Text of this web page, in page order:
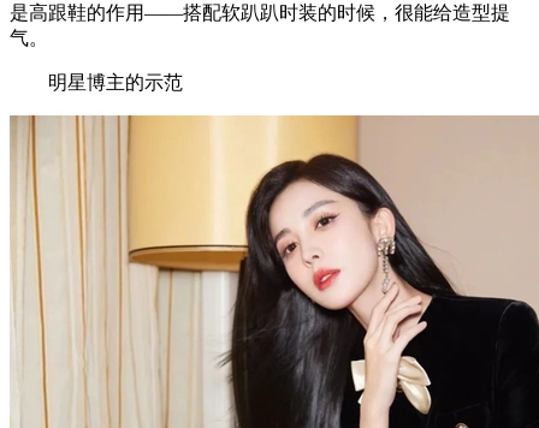
是高跟鞋的作用——搭配软趴趴时装的时候，很能给造型提
气。
明星博主的示范